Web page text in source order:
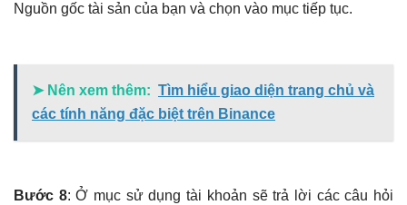
Nguồn gốc tài sản của bạn và chọn vào mục tiếp tục.
➤ Nên xem thêm: Tìm hiểu giao diện trang chủ và
các tính năng đặc biệt trên Binance
Bước 8: Ở mục sử dụng tài khoản sẽ trả lời các câu hỏi